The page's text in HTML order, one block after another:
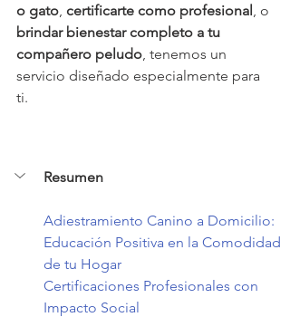
o gato, certificarte como profesional, o
brindar bienestar completo a tu
compañero peludo, tenemos un
servicio diseñado especialmente para
ti.
Resumen
Adiestramiento Canino a Domicilio:
Educación Positiva en la Comodidad
de tu Hogar
Certificaciones Profesionales con
Impacto Social